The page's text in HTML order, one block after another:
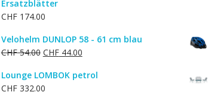
Ersatzblätter
CHF174.00
Velohelm DUNLOP 58 - 61 cm blau
CHF54.00 Ursprünglicher
war:
CHF 54.00
CHF44.00Aktueller
ist:
Lounge LOMBOK petrol
CHF332.00